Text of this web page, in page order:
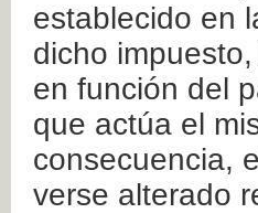
establecido en
dicho
en función del
que actúa el
consecuencia,
verse alterado